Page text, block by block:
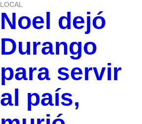
LOCAL
Noel dejó
Durango
para servir
al país,